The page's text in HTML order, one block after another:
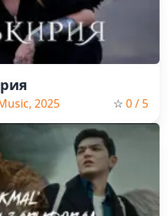
2025 ☆ 0/ 5